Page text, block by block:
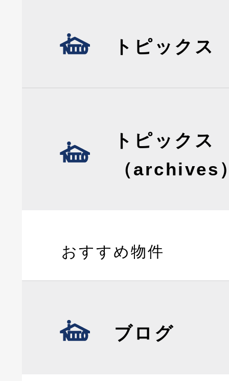
トピックス
トピックス
（archives
おすすめ物件
ブログ